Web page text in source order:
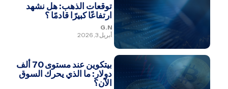
توقعات الذهب: هل نشهد
ارتفاعًا كبيرًا قادمًا ؟
G.N
أبريل 3, 2026
بيتكوين عند مستوى 70 ألف
دولار: ما الذي يحرك السوق
الآن؟